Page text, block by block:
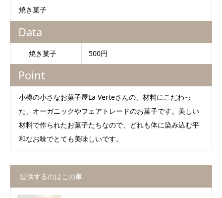
焼き菓子
Data
焼き菓子 500円
Point
小樽の小さなお菓子屋La Verteさんの、材料にこだわっ
た、オーガニックやフェアトレードのお菓子です。美しい
材料で作られたお菓子たちなので、どれも体に染み込む平
和なお味でとても美味しいです。
提供するのはこの車